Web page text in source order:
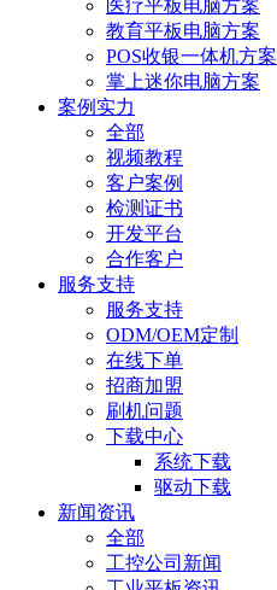
医疗平板电脑方案
教育平板电脑方案
POS收银一体机方案
掌上迷你电脑方案
案例实力
全部
视频教程
客户案例
检测证书
开发平台
合作客户
服务支持
服务支持
ODM/OEM定制
在线下单
招商加盟
刷机问题
下载中心
系统下载
驱动下载
新闻资讯
全部
工控公司新闻